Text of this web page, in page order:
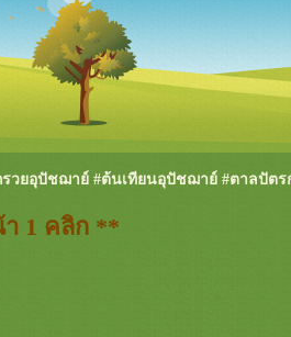
วยอุปัชฌาย์ #ต้นเทียนอุปัชฌาย์ #ตาลปัต
1 คลิก **